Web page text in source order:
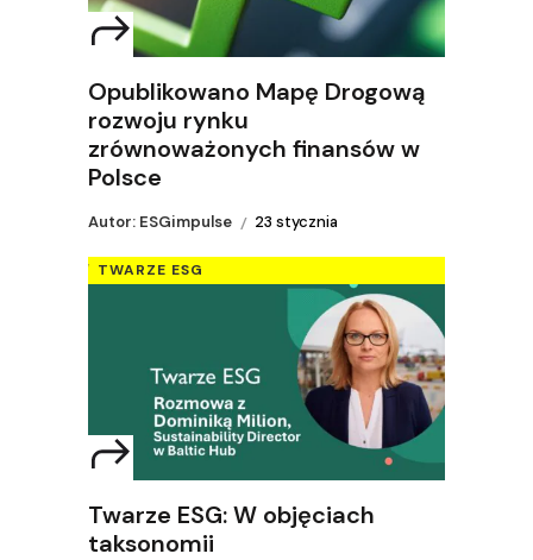
Opublikowano Mapę Drogową
rozwoju rynku
zrównoważonych finansów w
Polsce
Autor: ESGimpulse 23 stycznia
TWARZE ESG
Twarze ESG: W objęciach
taksonomii